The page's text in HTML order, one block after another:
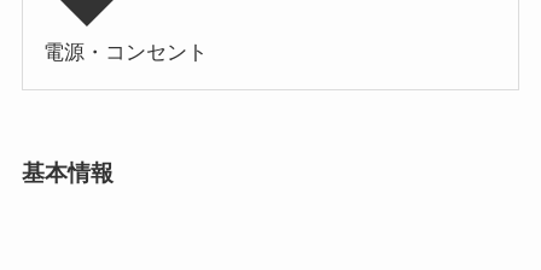
電源・コンセント
基本情報